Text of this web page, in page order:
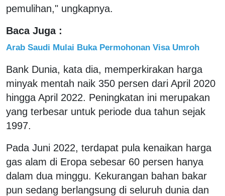
pemulihan," ungkapnya.
Baca Juga :
Arab Saudi Mulai Buka Permohonan Visa Umroh
Bank Dunia, kata dia, memperkirakan harga
minyak mentah naik 350 persen dari April 2020
hingga April 2022. Peningkatan ini merupakan
yang terbesar untuk periode dua tahun sejak
1997.
Pada Juni 2022, terdapat pula kenaikan harga
gas alam di Eropa sebesar 60 persen hanya
dalam dua minggu. Kekurangan bahan bakar
pun sedang berlangsung di seluruh dunia dan